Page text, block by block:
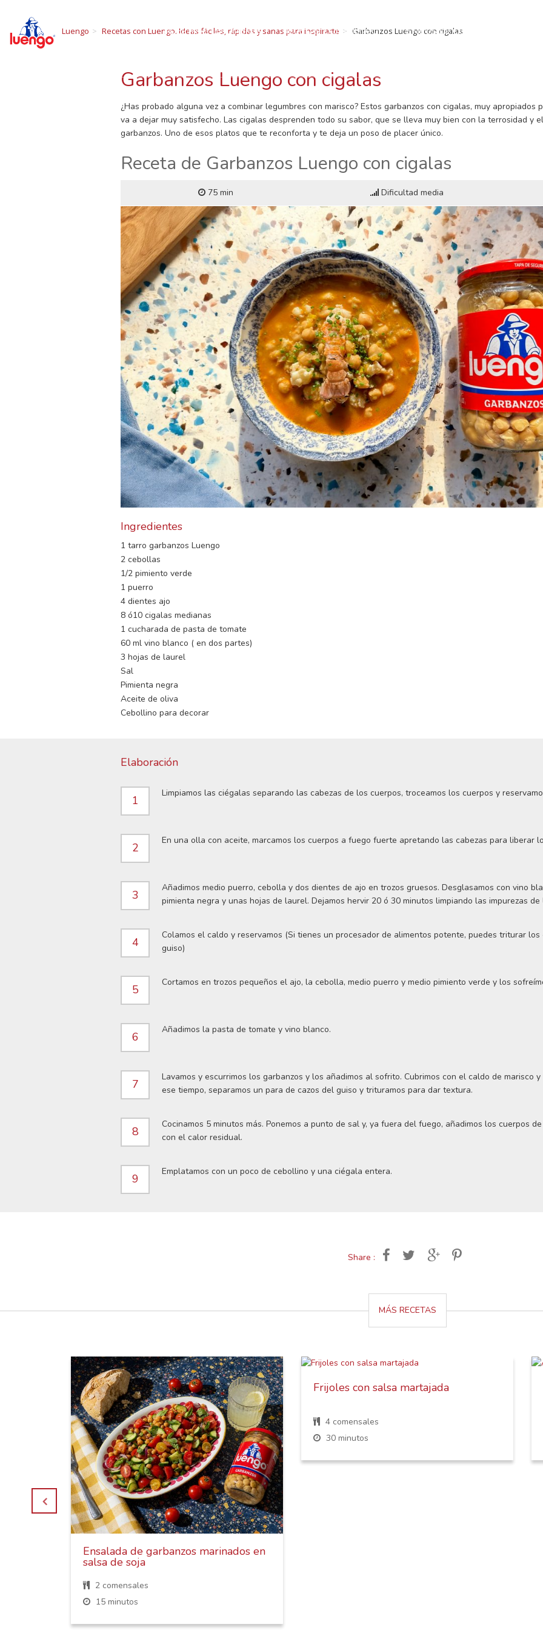
content
NUESTRAS LEGUMBRES RECETAS CON LUENGO TIEMPOS DE COCCIÓN
Luengo Recetas con Luengo. Ideas fáciles, rápidas y sanas para inspirarte Garbanzos Luengo con cigalas
Garbanzos Luengo con cigalas
¿Has probado alguna vez a combinar legumbres con marisco? Estos garbanzos con cigalas, muy
va a dejar muy satisfecho. Las cigalas desprenden todo su sabor, que se lleva muy bien con la terrosidad y
garbanzos. Uno de esos platos que te reconforta y te deja un poso de placer único.
Receta de Garbanzos Luengo con cigalas
75 min Dificultad media
Ingredientes
1 tarro garbanzos Luengo
2 cebollas
1/2 pimiento verde
1 puerro
4 dientes ajo
8 ó10 cigalas medianas
1 cucharada de pasta de tomate
60 ml vino blanco ( en dos partes)
3 hojas de laurel
Sal
Pimienta negra
Aceite de oliva
Cebollino para decorar
Elaboración
1
Limpiamos las ciégalas separando las cabezas de los cuerpos, troceamos los cuerpos y
2
En una olla con aceite, marcamos los cuerpos a fuego fuerte apretando las cabezas para liberar
3
Añadimos medio puerro, cebolla y dos dientes de ajo en trozos gruesos. Desglasamos con vino
pimienta negra y unas hojas de laurel. Dejamos hervir 20 ó 30 minutos limpiando las impurezas
4
Colamos el caldo y reservamos (Si tienes un procesador de alimentos potente, puedes triturar
guiso)
5
Cortamos en trozos pequeños el ajo, la cebolla, medio puerro y medio pimiento verde y los
6
Añadimos la pasta de tomate y vino blanco.
7
Lavamos y escurrimos los garbanzos y los añadimos al sofrito. Cubrimos con el caldo de marisco
ese tiempo, separamos un para de cazos del guiso y trituramos para dar textura.
8
Cocinamos 5 minutos más. Ponemos a punto de sal y, ya fuera del fuego, añadimos los cuerpos
con el calor residual.
9
Emplatamos con un poco de cebollino y una ciégala entera.
Share :
MÁS RECETAS
Ensalada de garbanzos marinados en
salsa de soja
2 comensales
15 minutos
Frijoles con salsa martajada
4 comensales
30 minutos